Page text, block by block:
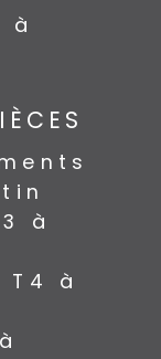
à
à
à